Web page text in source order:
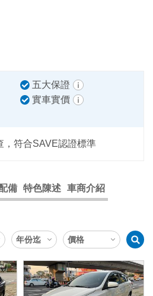
五大保證
實車實價
，符合SAVE認證標準
備 特色陳述 車商介紹